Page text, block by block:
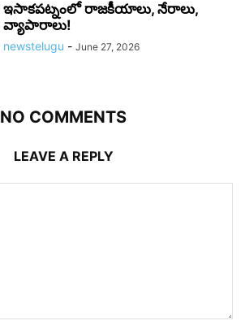
ఇసాకపట్నంలో రాజ‌కీయాలు, నేరాలు,
వ్యాపారాలు!
newstelugu - June 27, 2026
NO COMMENTS
LEAVE A REPLY